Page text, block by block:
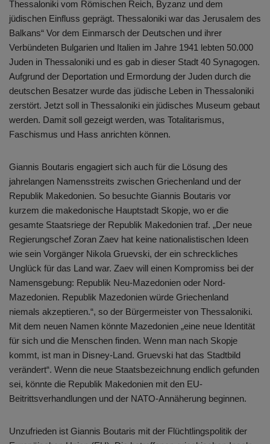
Thessaloniki vom Römischen Reich, Byzanz und dem
jüdischen Einfluss geprägt. Thessaloniki war das Jerusalem des
Balkans“ Vor dem Einmarsch der Deutschen und ihrer
Verbündeten Bulgarien und Italien im Jahre 1941 lebten 50.000
Juden in Thessaloniki und es gab in dieser Stadt 40 Synagogen.
Aufgrund der Deportation und Ermordung der Juden durch die
deutschen Besatzer wurde das jüdische Leben in Thessaloniki
zerstört. Jetzt soll in Thessaloniki ein jüdisches Museum gebaut
werden. Damit soll gezeigt werden, was Totalitarismus,
Faschismus und Hass anrichten können.
Giannis Boutaris engagiert sich auch für die Lösung des
jahrelangen Namensstreits zwischen Griechenland und der
Republik Makedonien. So besuchte Giannis Boutaris vor
kurzem die makedonische Hauptstadt Skopje, wo er die
gesamte Staatsriege der Republik Makedonien traf. „Der neue
Regierungschef Zoran Zaev hat keine nationalistischen Ideen
wie sein Vorgänger Nikola Gruevski, der ein schreckliches
Unglück für das Land war. Zaev will einen Kompromiss bei der
Namensgebung: Republik Neu-Mazedonien oder Nord-
Mazedonien. Republik Mazedonien würde Griechenland
niemals akzeptieren.“, so der Bürgermeister von Thessaloniki.
Mit dem neuen Namen könnte Mazedonien „eine neue Identität
für sich und die Menschen finden. Wenn man nach Skopje
kommt, ist man in Disney-Land. Gruevski hat das Stadtbild
verändert“. Wenn die neue Staatsbezeichnung endlich gefunden
sei, könnte die Republik Makedonien mit den EU-
Beitrittsverhandlungen und der NATO-Annäherung beginnen.
Unzufrieden ist Giannis Boutaris mit der Flüchtlingspolitik der